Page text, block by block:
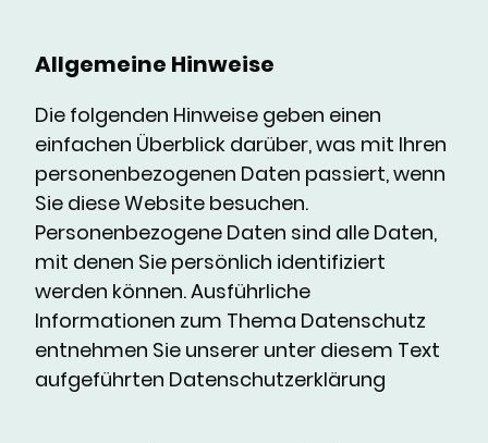
Allgemeine Hinweise
Die folgenden Hinweise geben einen
einfachen Überblick darüber, was mit Ihren
personenbezogenen Daten passiert, wenn
Sie diese Website besuchen.
Personenbezogene Daten sind alle Daten,
mit denen Sie persönlich identifiziert
werden können. Ausführliche
Informationen zum Thema Datenschutz
entnehmen Sie unserer unter diesem Text
aufgeführten Datenschutzerklärung